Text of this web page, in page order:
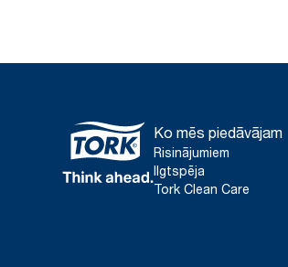
Ko mēs piedāvājam
Risinājumiem
Ilgtspēja
Tork Clean Care